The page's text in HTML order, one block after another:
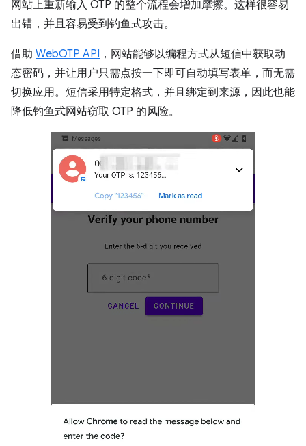
网站上重新输入 OTP 的整个流程会增加摩擦。这样很容易
出错，并且容易受到钓鱼式攻击。
借助 WebOTP API ，网站能够以编程方式从短信中获取动
态密码，并让用户只需点按一下即可自动填写表单，而无需
切换应用。短信采用特定格式，并且绑定到来源，因此也能
降低钓鱼式网站窃取 OTP 的风险。